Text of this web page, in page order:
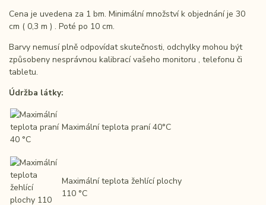
Cena je uvedena za 1 bm. Minimální množství k objednání je 30
cm ( 0,3 m ) . Poté po 10 cm.
Barvy nemusí plně odpovídat skutečnosti, odchylky mohou být
způsobeny nesprávnou kalibrací vašeho monitoru , telefonu či
tabletu.
Údržba látky:
Maximální teplota praní 40°C
Maximální teplota žehlící plochy
110 °C